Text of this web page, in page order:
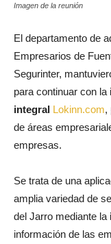
Imagen de la reunión
El departamento de
Empresarios de
Segurinter,
para continuar con la
integral Lokinn.com,
de áreas
empresas.
Se trata de una
amplia variedad de
del Jarro mediante la
información de las